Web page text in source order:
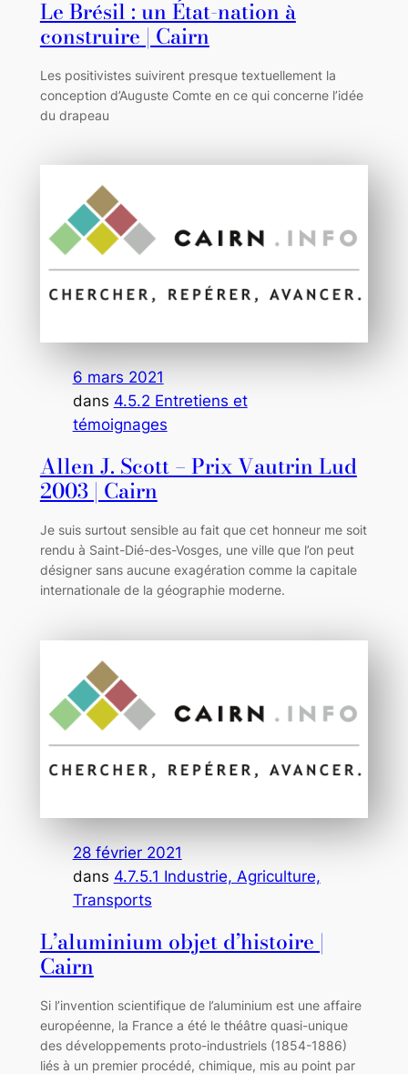
Le Brésil : un État-nation à
construire | Cairn
Les positivistes suivirent presque textuellement la
conception d’Auguste Comte en ce qui concerne l’idée
du drapeau
6 mars 2021
dans 4.5.2 Entretiens et
témoignages
Allen J. Scott – Prix Vautrin Lud
2003 | Cairn
Je suis surtout sensible au fait que cet honneur me soit
rendu à Saint-Dié-des-Vosges, une ville que l’on peut
désigner sans aucune exagération comme la capitale
internationale de la géographie moderne.
28 février 2021
dans 4.7.5.1 Industrie, Agriculture,
Transports
L’aluminium objet d’histoire |
Cairn
Si l’invention scientifique de l’aluminium est une affaire
européenne, la France a été le théâtre quasi-unique
des développements proto-industriels (1854-1886)
liés à un premier procédé, chimique, mis au point par